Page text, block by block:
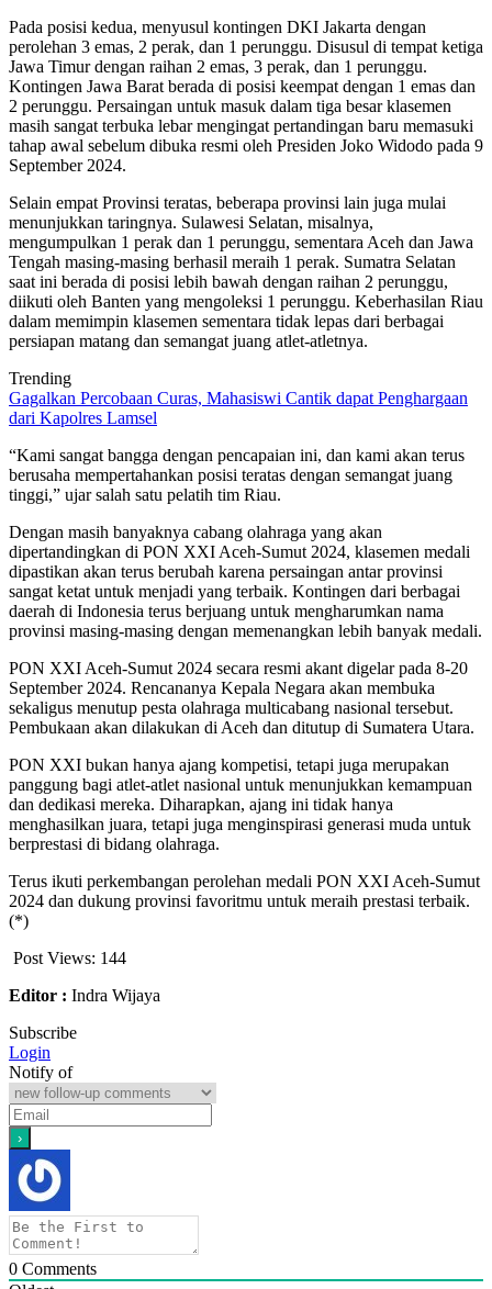
Pada posisi kedua, menyusul kontingen DKI Jakarta dengan
perolehan 3 emas, 2 perak, dan 1 perunggu. Disusul di tempat ketiga
Jawa Timur dengan raihan 2 emas, 3 perak, dan 1 perunggu.
Kontingen Jawa Barat berada di posisi keempat dengan 1 emas dan
2 perunggu. Persaingan untuk masuk dalam tiga besar klasemen
masih sangat terbuka lebar mengingat pertandingan baru memasuki
tahap awal sebelum dibuka resmi oleh Presiden Joko Widodo pada 9
September 2024.
Selain empat Provinsi teratas, beberapa provinsi lain juga mulai
menunjukkan taringnya. Sulawesi Selatan, misalnya,
mengumpulkan 1 perak dan 1 perunggu, sementara Aceh dan Jawa
Tengah masing-masing berhasil meraih 1 perak. Sumatra Selatan
saat ini berada di posisi lebih bawah dengan raihan 2 perunggu,
diikuti oleh Banten yang mengoleksi 1 perunggu. Keberhasilan Riau
dalam memimpin klasemen sementara tidak lepas dari berbagai
persiapan matang dan semangat juang atlet-atletnya.
Trending
Gagalkan Percobaan Curas, Mahasiswi Cantik dapat Penghargaan
dari Kapolres Lamsel
“Kami sangat bangga dengan pencapaian ini, dan kami akan terus
berusaha mempertahankan posisi teratas dengan semangat juang
tinggi,” ujar salah satu pelatih tim Riau.
Dengan masih banyaknya cabang olahraga yang akan
dipertandingkan di PON XXI Aceh-Sumut 2024, klasemen medali
dipastikan akan terus berubah karena persaingan antar provinsi
sangat ketat untuk menjadi yang terbaik. Kontingen dari berbagai
daerah di Indonesia terus berjuang untuk mengharumkan nama
provinsi masing-masing dengan memenangkan lebih banyak medali.
PON XXI Aceh-Sumut 2024 secara resmi akant digelar pada 8-20
September 2024. Rencananya Kepala Negara akan membuka
sekaligus menutup pesta olahraga multicabang nasional tersebut.
Pembukaan akan dilakukan di Aceh dan ditutup di Sumatera Utara.
PON XXI bukan hanya ajang kompetisi, tetapi juga merupakan
panggung bagi atlet-atlet nasional untuk menunjukkan kemampuan
dan dedikasi mereka. Diharapkan, ajang ini tidak hanya
menghasilkan juara, tetapi juga menginspirasi generasi muda untuk
berprestasi di bidang olahraga.
Terus ikuti perkembangan perolehan medali PON XXI Aceh-Sumut
2024 dan dukung provinsi favoritmu untuk meraih prestasi terbaik.
(*)
Post Views: 144
Editor : Indra Wijaya
Subscribe
Login
Notify of
0 Comments